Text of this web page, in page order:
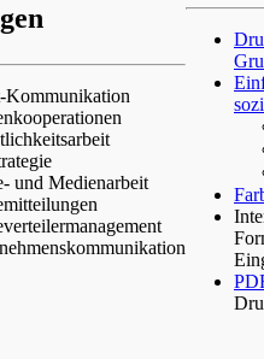
Kommunikation
und Medienarbeit